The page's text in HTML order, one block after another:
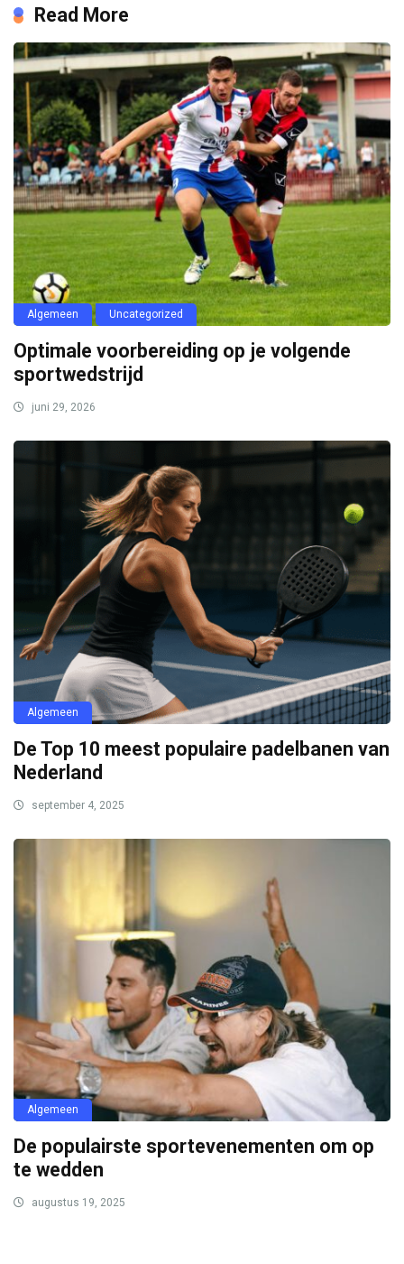
Read More
Algemeen Uncategorized
Optimale voorbereiding op je volgende
sportwedstrijd
juni 29, 2026
Algemeen
De Top 10 meest populaire padelbanen van
Nederland
september 4, 2025
Algemeen
De populairste sportevenementen om op
te wedden
augustus 19, 2025